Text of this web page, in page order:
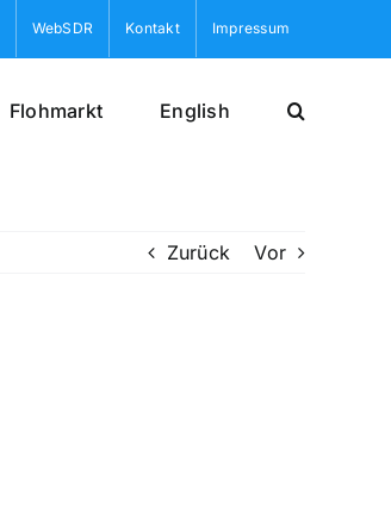
WebSDR Kontakt Impressum
Flohmarkt English
Zurück Vor